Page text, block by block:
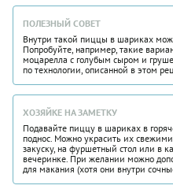
ПОЛЕЗНЫЙ СОВЕТ
Внутри такой пиццы в шариках
Попробуйте, например, такие
моцарелла с голубым сыром и
по технологии, описанной в этом
ХОЗЯЙКЕ НА ЗАМЕТКУ
Подавайте пиццу в шариках в
поднос. Можно украсить их
закуску, на фуршетный стол или в
вечеринке. При желании можно
для макания (хотя они внутри